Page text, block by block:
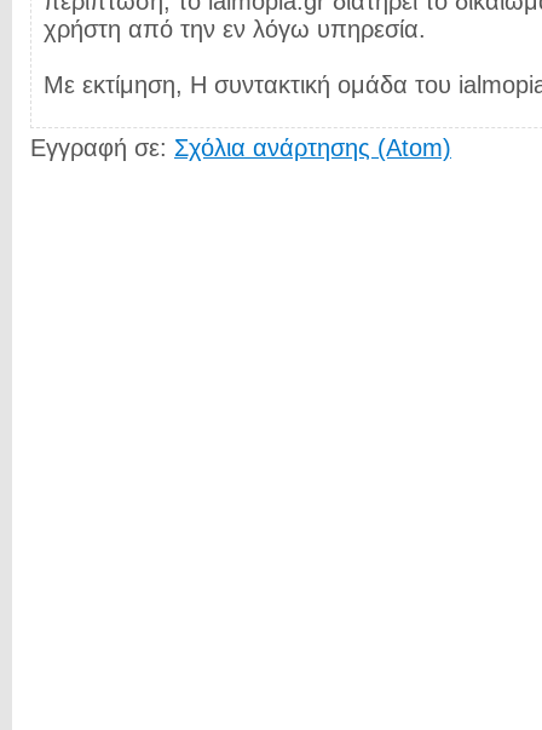
χρήστη από την εν λόγω υπηρεσία.
Με εκτίμηση, Η συντακτική ομάδα του
Εγγραφή σε: Σχόλια ανάρτησης (Atom)